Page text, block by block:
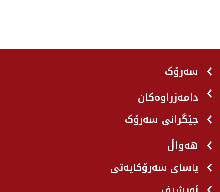
سەرۆک
دامەزراوەکان
جێگرانی سه‌رۆک
هه‌واڵ
یاسای سەرۆکایەتی